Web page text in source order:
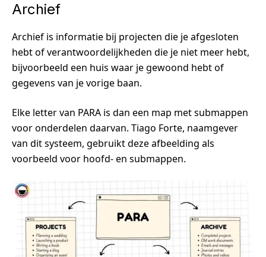
Archief
Archief is informatie bij projecten die je afgesloten
hebt of verantwoordelijkheden die je niet meer hebt,
bijvoorbeeld een huis waar je gewoond hebt of
gegevens van je vorige baan.
Elke letter van PARA is dan een map met submappen
voor onderdelen daarvan. Tiago Forte, naamgever
van dit systeem, gebruikt deze afbeelding als
voorbeeld voor hoofd- en submappen.